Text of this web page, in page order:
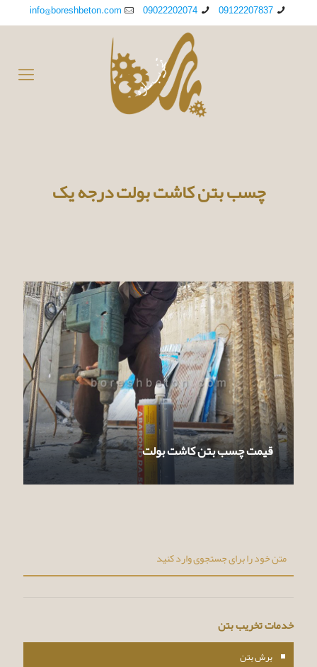
09122207837
09022202074
info@boreshbeton.com
چسب بتن کاشت بولت درجه یک
قیمت چسب بتن کاشت بولت
خدمات تخریب بتن
برش بتن